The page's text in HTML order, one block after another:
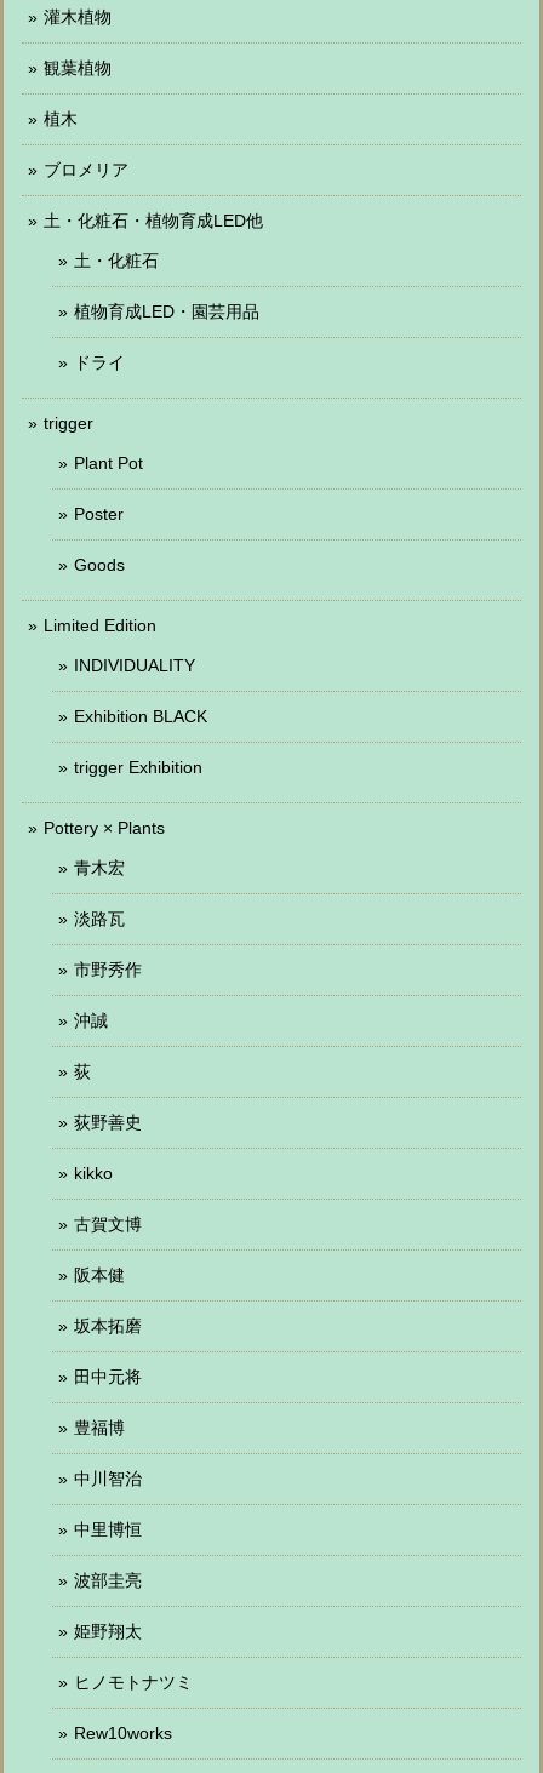
灌木植物
観葉植物
植木
ブロメリア
土・化粧石・植物育成LED他
土・化粧石
植物育成LED・園芸用品
ドライ
trigger
Plant Pot
Poster
Goods
Limited Edition
INDIVIDUALITY
Exhibition BLACK
trigger Exhibition
Pottery × Plants
青木宏
淡路瓦
市野秀作
沖誠
荻
荻野善史
kikko
古賀文博
阪本健
坂本拓磨
田中元将
豊福博
中川智治
中里博恒
波部圭亮
姫野翔太
ヒノモトナツミ
Rew10works